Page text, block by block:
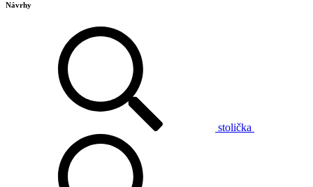
Návrhy
stolička